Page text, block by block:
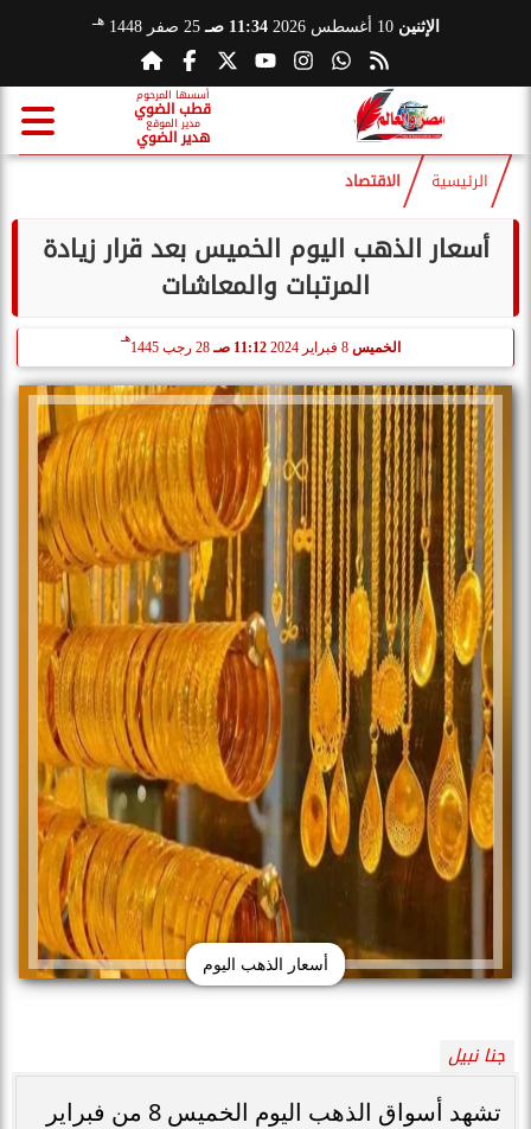
الإثنين 10 أغسطس 2026 11:34 صـ 25 صفر 1448 هـ
أسسها المرحوم
قطب الضوي
مدير الموقع
هدير الضوي
الرئيسية الاقتصاد
أسعار الذهب اليوم الخميس بعد قرار زيادة
المرتبات والمعاشات
الخميس 11:12 صـ 28 رجب 1445
هـ
أسعار الذهب اليوم
جنا نبيل
تشهد أسواق الذهب اليوم الخميس 8 من فبراير